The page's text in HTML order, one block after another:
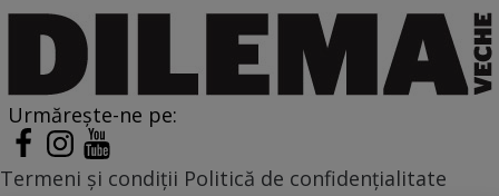
Urmărește-ne pe:
Termeni și condiții Politică de confidențialitate